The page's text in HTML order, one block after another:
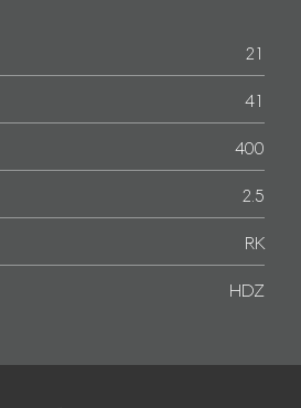
21
41
400
2.5
RK
HDZ